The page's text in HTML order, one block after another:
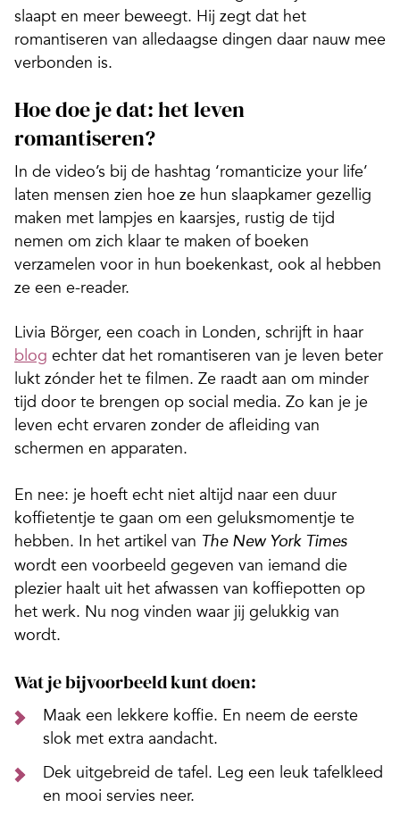
slaapt en meer beweegt. Hij zegt dat het
romantiseren van alledaagse dingen daar nauw mee
verbonden is.
Hoe doe je dat: het leven
romantiseren?
In de video’s bij de hashtag ‘romanticize your life’
laten mensen zien hoe ze hun slaapkamer gezellig
maken met lampjes en kaarsjes, rustig de tijd
nemen om zich klaar te maken of boeken
verzamelen voor in hun boekenkast, ook al hebben
ze een e-reader.
Livia Börger, een coach in Londen, schrijft in haar
blog echter dat het romantiseren van je leven beter
lukt zónder het te filmen. Ze raadt aan om minder
tijd door te brengen op social media. Zo kan je je
leven echt ervaren zonder de afleiding van
schermen en apparaten.
En nee: je hoeft echt niet altijd naar een duur
koffietentje te gaan om een geluksmomentje te
hebben. In het artikel van The New York Times
wordt een voorbeeld gegeven van iemand die
plezier haalt uit het afwassen van koffiepotten op
het werk. Nu nog vinden waar jij gelukkig van
wordt.
Wat je bijvoorbeeld kunt doen:
Maak een lekkere koffie. En neem de eerste
slok met extra aandacht.
Dek uitgebreid de tafel. Leg een leuk tafelkleed
en mooi servies neer.